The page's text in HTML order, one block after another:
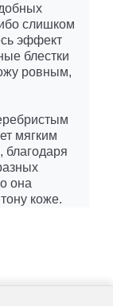
слишком
эффект
блестки
ровным,
мягким
она
коже.